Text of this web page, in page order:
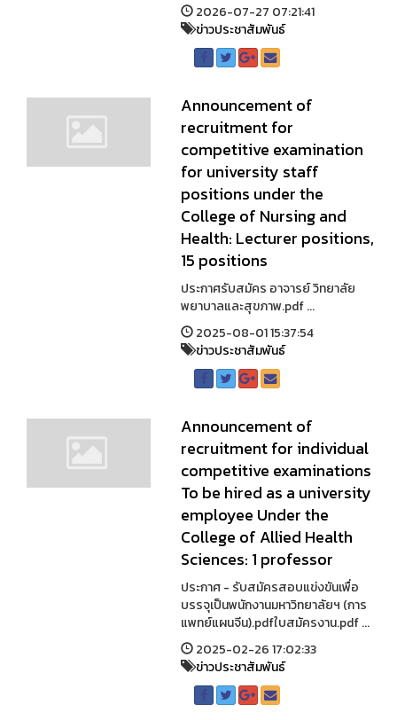
2026-07-27 07:21:41
ข่าวประชาสัมพันธ์
Announcement of
recruitment for
competitive examination
for university staff
positions under the
College of Nursing and
Health: Lecturer positions,
15 positions
ประกาศรับสมัคร อาจารย์ วิทยาลัย
พยาบาลและสุขภาพ.pdf ...
2025-08-01 15:37:54
ข่าวประชาสัมพันธ์
Announcement of
recruitment for individual
competitive examinations
To be hired as a university
employee Under the
College of Allied Health
Sciences: 1 professor
ประกาศ - รับสมัครสอบแข่งขันเพื่อ
บรรจุเป็นพนักงานมหาวิทยาลัยฯ (การ
แพทย์แผนจีน).pdfใบสมัครงาน.pdf ...
2025-02-26 17:02:33
ข่าวประชาสัมพันธ์